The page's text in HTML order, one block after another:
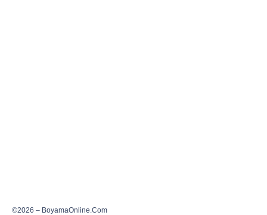
©2026 – BoyamaOnline.Com